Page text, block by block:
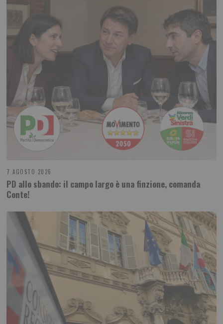
7 AGOSTO 2026
PD allo sbando: il campo largo è una finzione, comanda
Conte!